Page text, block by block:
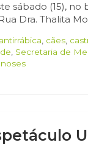
sábado (15), no
Dra. Thalita
antirrábica cães,
Secretaria de